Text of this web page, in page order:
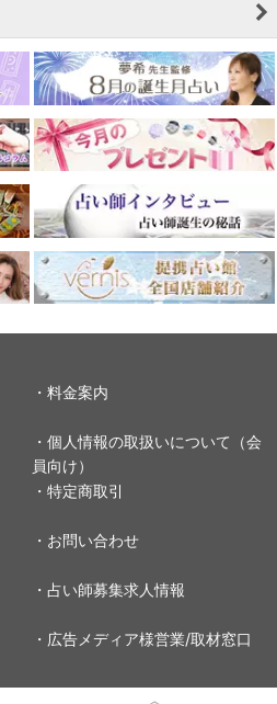
・料金案内
・個人情報の取扱いについて（会
員向け）
・特定商取引
・お問い合わせ
・占い師募集求人情報
・広告メディア様営業/取材窓口